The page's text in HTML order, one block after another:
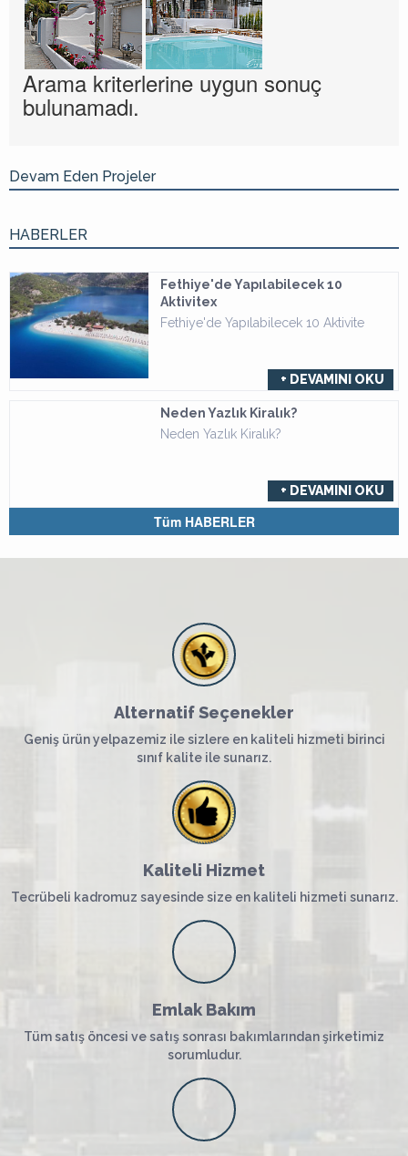
Arama kriterlerine uygun sonuç
bulunamadı.
Devam Eden Projeler
HABERLER
Fethiye'de Yapılabilecek 10
Aktivitex
Fethiye'de Yapılabilecek 10 Aktivite
+ DEVAMINI OKU
Neden Yazlık Kiralık?
Neden Yazlık Kiralık?
+ DEVAMINI OKU
Tüm HABERLER
Alternatif Seçenekler
Geniş ürün yelpazemiz ile sizlere en kaliteli hizmeti birinci
sınıf kalite ile sunarız.
Kaliteli Hizmet
Tecrübeli kadromuz sayesinde size en kaliteli hizmeti sunarız.
Emlak Bakım
Tüm satış öncesi ve satış sonrası bakımlarından şirketimiz
sorumludur.